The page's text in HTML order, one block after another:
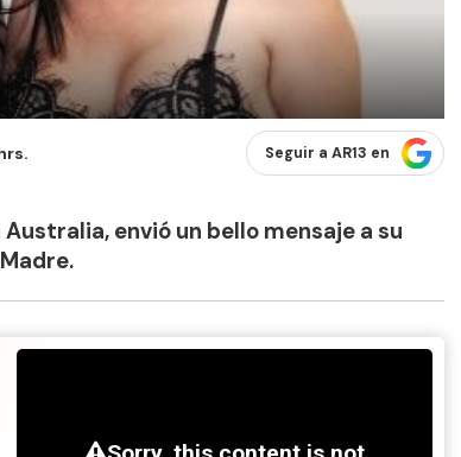
Seguir a AR13 en
envió un bello mensaje a su